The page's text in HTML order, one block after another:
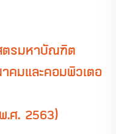
ตรมหาบัณฑิต
คมและคอมพิวเตอ
.ศ. 2563)